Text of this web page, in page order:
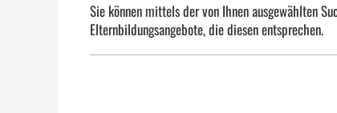
Sie können mittels der von Ihnen ausgewählten
Elternbildungsangebote, die diesen entsprechen.